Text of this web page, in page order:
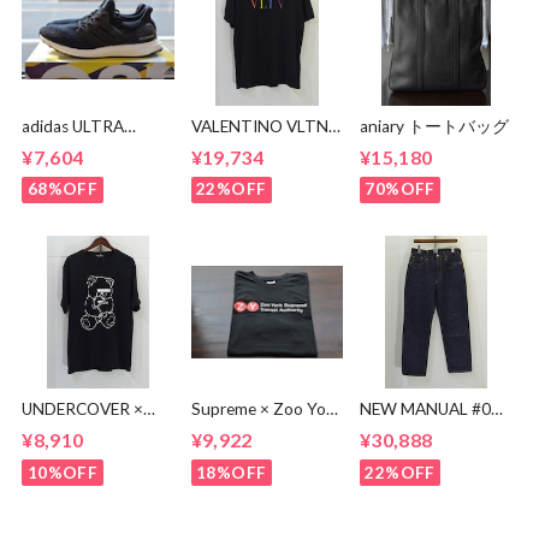
adidas ULTRA
¥7,604
68%OFF
VALENTINO VLTN
¥19,734
22%OFF
aniary トートバッグ
¥15,180
70%OFF
UNDERCOVER ×
KAWAMURA BEAR
TEE
¥8,910
10%OFF
Supreme × Zoo York
¥9,922
18%OFF
NEW MANUAL #017
JEANS / OW
¥30,888
22%OFF